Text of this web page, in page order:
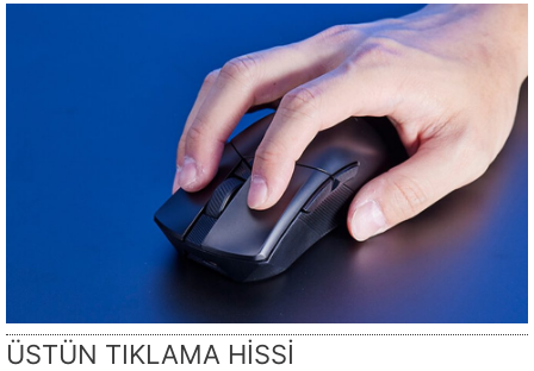
ÜSTÜN TIKLAMA HİSSİ